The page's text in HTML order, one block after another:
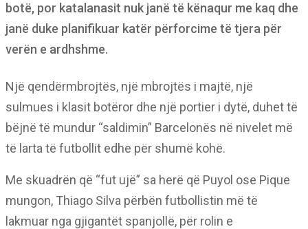
botë, por katalanasit nuk janë të kënaqur me kaq dhe
janë duke planifikuar katër përforcime të tjera për
verën e ardhshme.
Një qendërmbrojtës, një mbrojtës i majtë, një
sulmues i klasit botëror dhe një portier i dytë, duhet të
bëjnë të mundur “saldimin” Barcelonës në nivelet më
të larta të futbollit edhe për shumë kohë.
Me skuadrën që “fut ujë” sa herë që Puyol ose Pique
mungon, Thiago Silva përbën futbollistin më të
lakmuar nga gjigantët spanjollë, për rolin e